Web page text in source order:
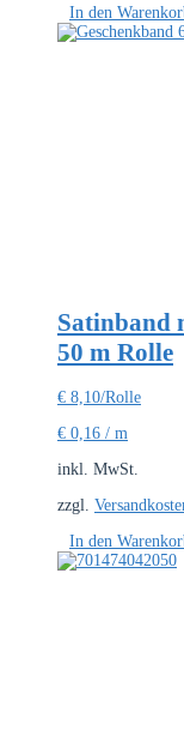
In den
Satinband
50 m Rolle
€ 8,10/Rolle
€ 0,16 / m
inkl. MwSt.
zzgl.
In den